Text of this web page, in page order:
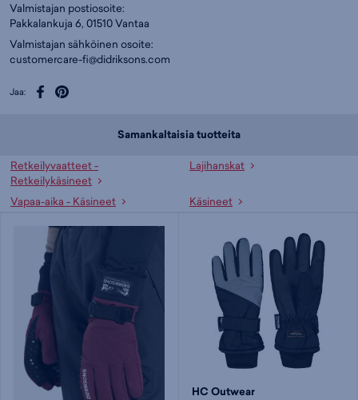
Valmistajan postiosoite:
Pakkalankuja 6, 01510 Vantaa
Valmistajan sähköinen osoite:
customercare-fi@didriksons.com
Jaa:
Samankaltaisia tuotteita
Retkeilyvaatteet -
Retkeilykäsineet
Lajihanskat
Vapaa-aika - Käsineet Käsineet
HC Outwear